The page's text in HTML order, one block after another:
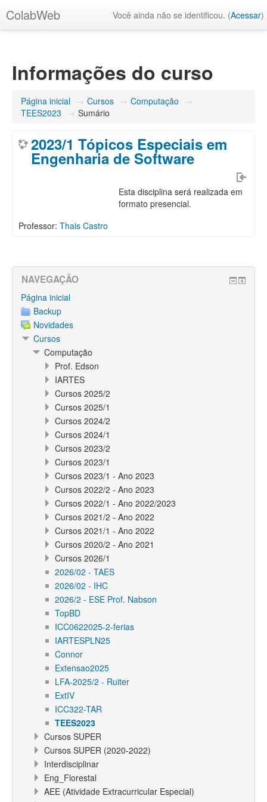
ColabWeb Você ainda não se identificou. (Acessar)
Informações do curso
Página inicial → Cursos → Computação →
TEES2023 → Sumário
2023/1 Tópicos Especiais em
Engenharia de Software
Esta disciplina será realizada em
formato presencial.
Professor: Thais Castro
NAVEGAÇÃO
Página inicial
Backup
Novidades
Cursos
Computação
Prof. Edson
IARTES
Cursos 2025/2
Cursos 2025/1
Cursos 2024/2
Cursos 2024/1
Cursos 2023/2
Cursos 2023/1
Cursos 2023/1 - Ano 2023
Cursos 2022/2 - Ano 2023
Cursos 2022/1 - Ano 2022/2023
Cursos 2021/2 - Ano 2022
Cursos 2021/1 - Ano 2022
Cursos 2020/2 - Ano 2021
Cursos 2026/1
2026/02 - TAES
2026/02 - IHC
2026/2 - ESE Prof. Nabson
TopBD
ICC0622025-2-ferias
IARTESPLN25
Connor
Extensao2025
LFA-2025/2 - Ruiter
ExtIV
ICC322-TAR
TEES2023
Cursos SUPER
Cursos SUPER (2020-2022)
Interdisciplinar
Eng_Florestal
AEE (Atividade Extracurricular Especial)